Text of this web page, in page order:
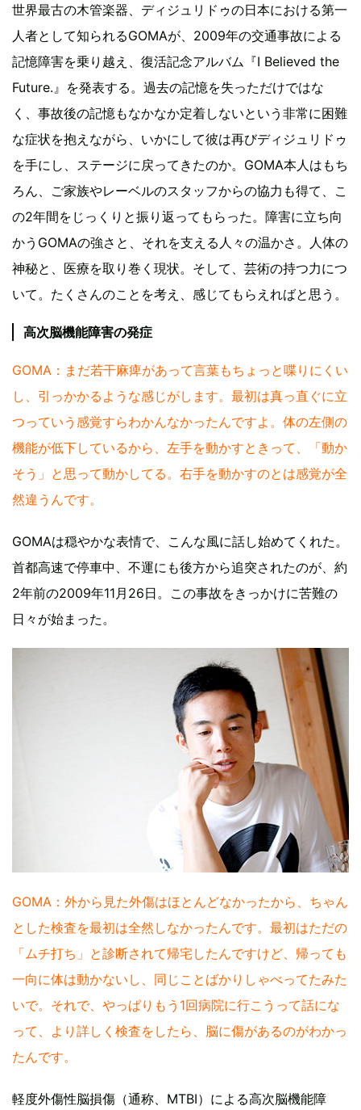
世界最古の木管楽器、ディジュリドゥの日本における第一
人者として知られるGOMAが、2009年の交通事故による
記憶障害を乗り越え、復活記念アルバム『I Believed the
Future.』を発表する。過去の記憶を失っただけではな
く、事故後の記憶もなかなか定着しないという非常に困難
な症状を抱えながら、いかにして彼は再びディジュリドゥ
を手にし、ステージに戻ってきたのか。GOMA本人はもち
ろん、ご家族やレーベルのスタッフからの協力も得て、こ
の2年間をじっくりと振り返ってもらった。障害に立ち向
かうGOMAの強さと、それを支える人々の温かさ。人体の
神秘と、医療を取り巻く現状。そして、芸術の持つ力につ
いて。たくさんのことを考え、感じてもらえればと思う。
高次脳機能障害の発症
GOMA：まだ若干麻痺があって言葉もちょっと喋りにくい
し、引っかかるような感じがします。最初は真っ直ぐに立
つっていう感覚すらわかんなかったんですよ。体の左側の
機能が低下しているから、左手を動かすときって、「動か
そう」と思って動かしてる。右手を動かすのとは感覚が全
然違うんです。
GOMAは穏やかな表情で、こんな風に話し始めてくれた。
首都高速で停車中、不運にも後方から追突されたのが、約
2年前の2009年11月26日。この事故をきっかけに苦難の
日々が始まった。
GOMA：外から見た外傷はほとんどなかったから、ちゃん
とした検査を最初は全然しなかったんです。最初はただの
「ムチ打ち」と診断されて帰宅したんですけど、帰っても
一向に体は動かないし、同じことばかりしゃべってたみた
いで。それで、やっぱりもう1回病院に行こうって話にな
って、より詳しく検査をしたら、脳に傷があるのがわかっ
たんです。
軽度外傷性脳損傷（通称、MTBI）による高次脳機能障